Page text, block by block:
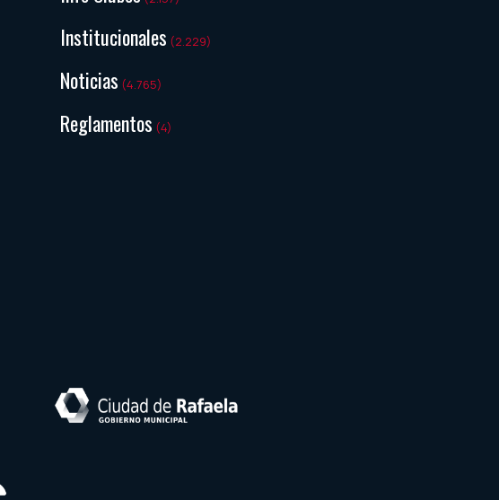
Institucionales (2.229)
Noticias (4.765)
Reglamentos (4)